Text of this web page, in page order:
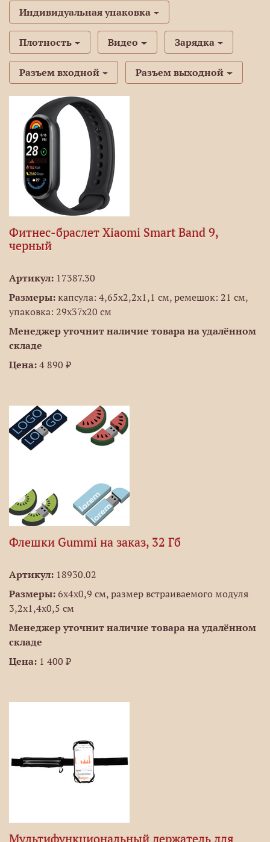
Индивидуальная упаковка
Плотность Видео Зарядка
Разъем входной Разъем выходной
Фитнес-браслет Xiaomi Smart Band 9,
черный
Артикул: 17387.30
Размеры: капсула: 4,65x2,2x1,1 см, ремешок: 21 см,
упаковка: 29x37x20 см
Менеджер уточнит наличие товара на удалённом
складе
Цена: 4 890 ₽
Флешки Gummi на заказ, 32 Гб
Артикул: 18930.02
Размеры: 6х4х0,9 см, размер встраиваемого модуля
3,2х1,4х0,5 см
Менеджер уточнит наличие товара на удалённом
складе
Цена: 1 400 ₽